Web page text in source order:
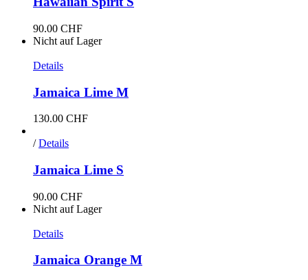
90.00 CHF
Nicht auf Lager
Details
Jamaica Lime M
130.00 CHF
/ Details
Jamaica Lime S
90.00 CHF
Nicht auf Lager
Details
Jamaica Orange M